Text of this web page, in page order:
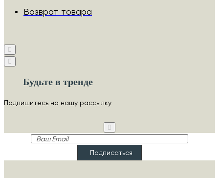
Возврат товара
Будьте в тренде
Подпишитесь на нашу рассылку
Ваш
Подписаться